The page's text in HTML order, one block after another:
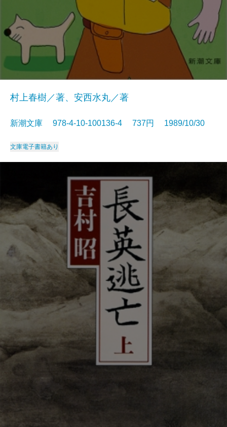
村上春樹／著、安西水丸／著
新潮文庫 978-4-10-100136-4 737円 1989/10/30
文庫電子書籍あり